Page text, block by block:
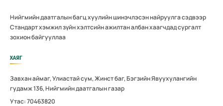
Нийгмийн даатгалын багц хуулийн шинэчлэсэн найруулга сэдвээр
Стандарт хэмжил зүйн хэлтсийн ажилтан албан хаагчдад сургалт
зохион байгууллаа
ХАЯГ
Завхан аймаг, Улиастай сум, Жинст баг, Бэгзийн Явуухулангийн
гудамж 136, Нийгмийн даатгалын газар
Утас: 70463820